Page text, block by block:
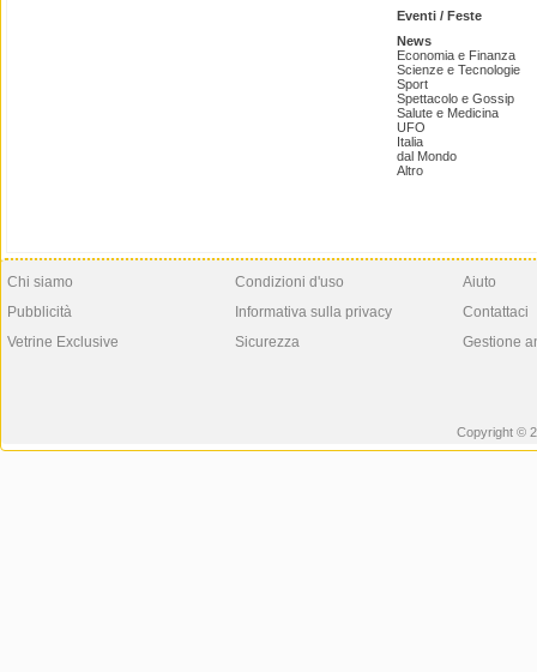
Eventi / Feste
News
Economia e Finanza
Scienze e Tecnologie
Sport
Spettacolo e Gossip
Salute e Medicina
UFO
Italia
dal Mondo
Altro
Chi siamo
Pubblicità
Vetrine Exclusive
Condizioni d'uso
Informativa sulla privacy
Sicurezza
Aiuto
Contattaci
Gestione
Copyright ©